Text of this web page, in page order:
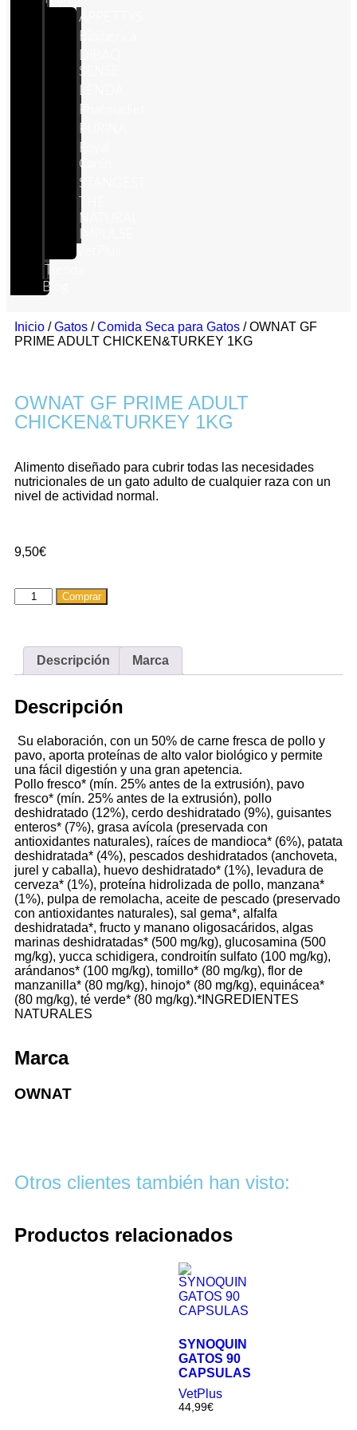
APPETTYS
Bioiberica
SENSE
Pharmadiet
PURINA
Royal
Canin
STANGEST
NATURAL
Blog
Inicio /Gatos /Comida Seca para Gatos / OWNAT GF
PRIME ADULT CHICKEN&TURKEY 1KG
OWNAT GF PRIME ADULT
CHICKEN&TURKEY 1KG
Alimento diseñado para cubrir todas las necesidades
nutricionales de un gato adulto de cualquier raza con un
nivel de actividad normal.
9,50€
Comprar
Descripción Marca
Descripción
Su elaboración, con un 50% de carne fresca de pollo y
pavo, aporta proteínas de alto valor biológico y permite
una fácil digestión y una gran apetencia.
Pollo fresco* (mín. 25% antes de la extrusión), pavo
fresco* (mín. 25% antes de la extrusión), pollo
deshidratado (12%), cerdo deshidratado (9%), guisantes
enteros* (7%), grasa avícola (preservada con
antioxidantes naturales), raíces de mandioca* (6%), patata
deshidratada* (4%), pescados deshidratados (anchoveta,
jurel y caballa), huevo deshidratado* (1%), levadura de
cerveza* (1%), proteína hidrolizada de pollo, manzana*
(1%), pulpa de remolacha, aceite de pescado (preservado
con antioxidantes naturales), sal gema*, alfalfa
deshidratada*, fructo y manano oligosacáridos, algas
marinas deshidratadas* (500 mg/kg), glucosamina (500
mg/kg), yucca schidigera, condroitín sulfato (100 mg/kg),
arándanos* (100 mg/kg), tomillo* (80 mg/kg), flor de
manzanilla* (80 mg/kg), hinojo* (80 mg/kg), equinácea*
(80 mg/kg), té verde* (80 mg/kg).*INGREDIENTES
NATURALES
Marca
OWNAT
Otros clientes también han visto:
Productos relacionados
SYNOQUIN
GATOS 90
CAPSULAS
VetPlus
44,99€